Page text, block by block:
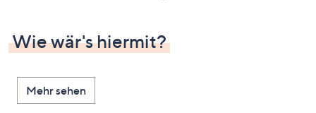
Wie wär's hiermit?
Mehr sehen